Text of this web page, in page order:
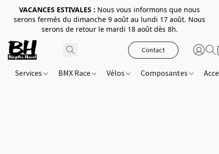
VACANCES ESTIVALES : Nous vous informons que nous
serons fermés du dimanche 9 août au lundi 17 août. Nous
serons de retour le mardi 18 août dès 8h.
Contact
Services BMX Race Vélos Composantes